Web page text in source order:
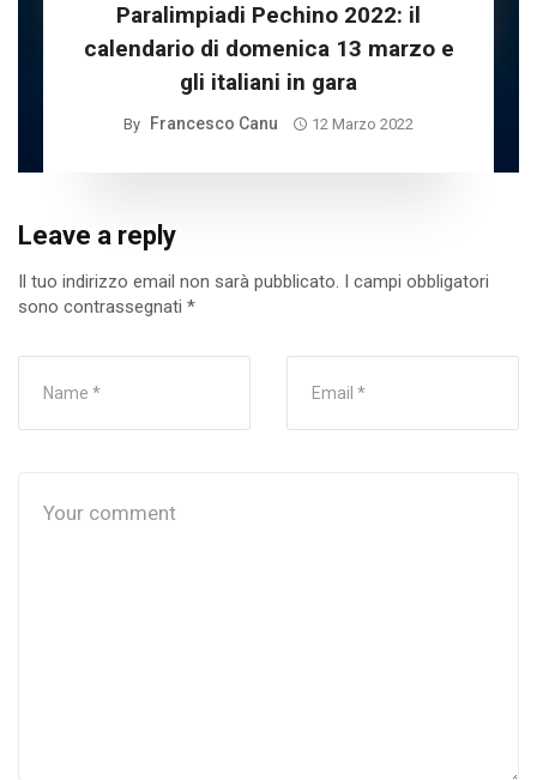
Paralimpiadi Pechino 2022: il
calendario di domenica 13 marzo e
gli italiani in gara
By Francesco Canu 12 Marzo 2022
Leave a reply
Il tuo indirizzo email non sarà pubblicato. I campi obbligatori
sono contrassegnati *